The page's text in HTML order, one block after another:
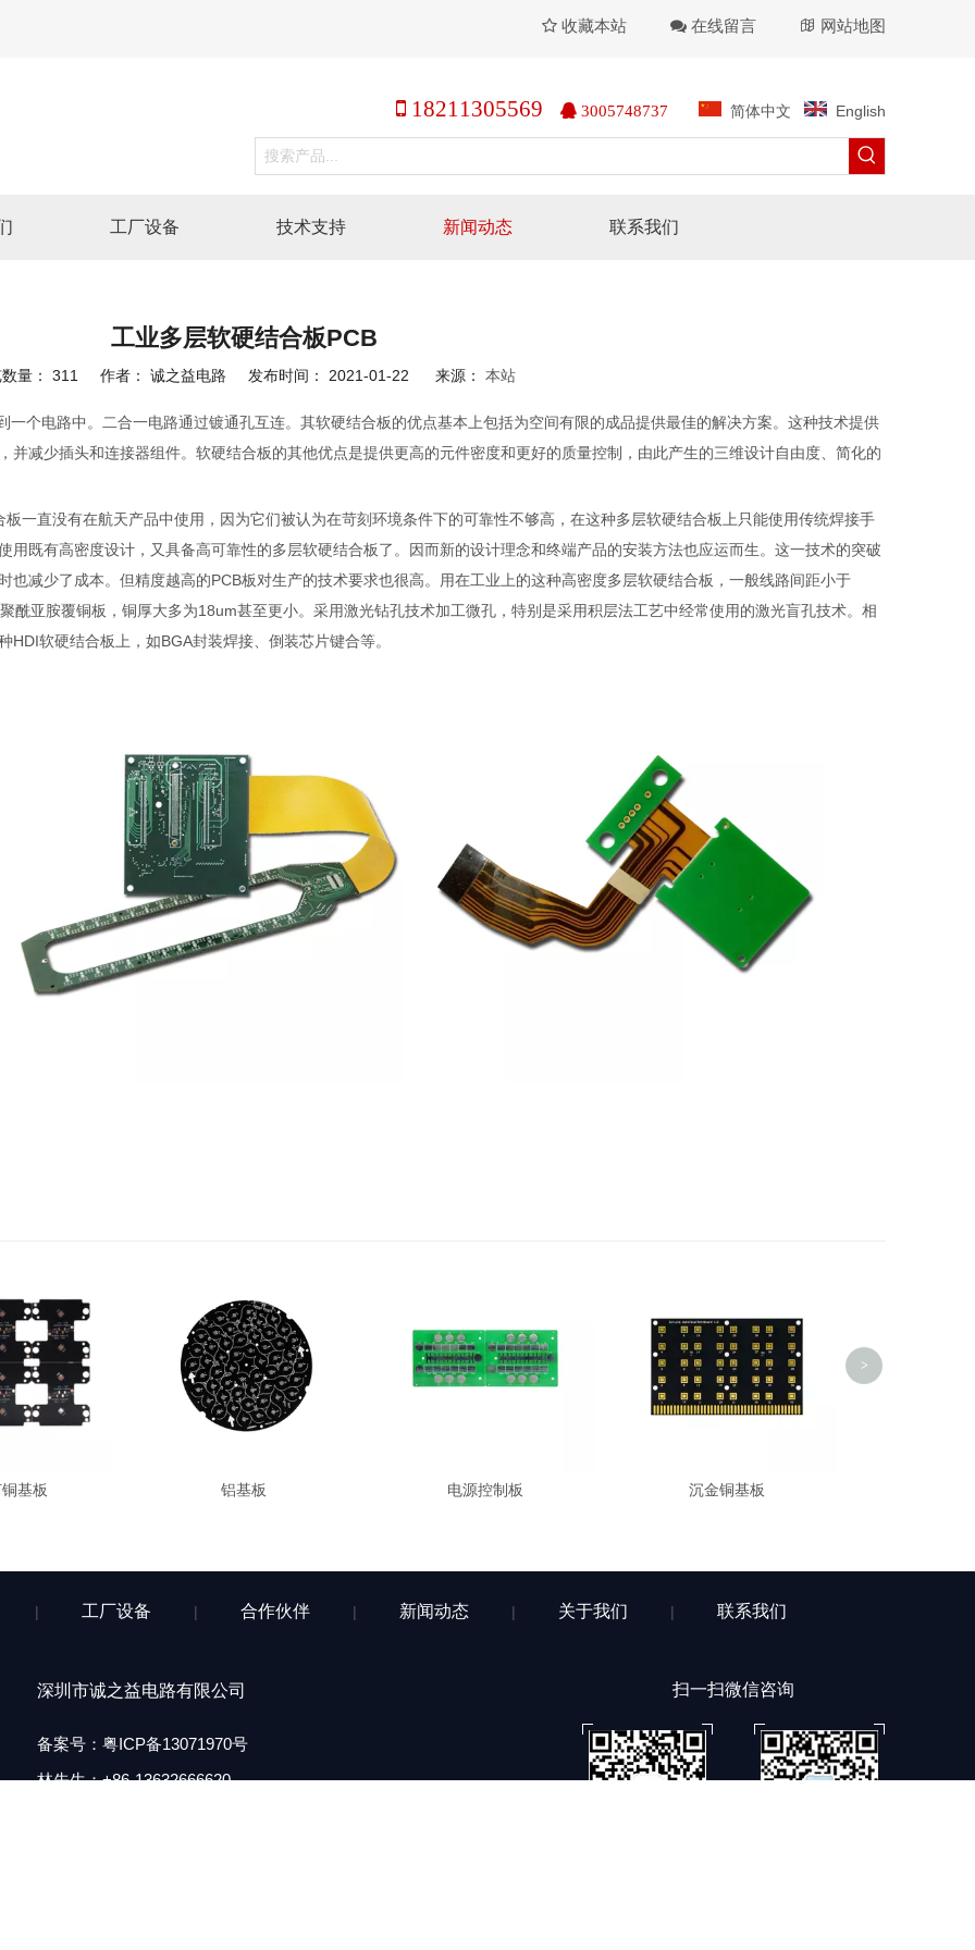
 收藏本站  在线留言  网站地图
 18211305569  3005748737 简体中文 English
工厂设备 技术支持 新闻动态 联系我们
工业多层软硬结合板PCB
量： 311 作者： 诚之益电路 发布时间： 2021-01-22 来源： 本站
一个电路中。二合一电路通过镀通孔互连。其软硬结合板的优点基本上包括为空间有限的成品提供最佳的解决方案。这种技术提供
并减少插头和连接器组件。软硬结合板的其他优点是提供更高的元件密度和更好的质量控制，由此产生的三维设计自由度、简化的
没有在航天产品中使用，因为它们被认为在苛刻环境条件下的可靠性不够高，在这种多层软硬结合板上只能使用传统焊接手
用既有高密度设计，又具备高可靠性的多层软硬结合板了。因而新的设计理念和终端产品的安装方法也应运而生。这一技术的突破
也减少了成本。但精度越高的PCB板对生产的技术要求也很高。用在工业上的这种高密度多层软硬结合板，一般线路间距小于
亚胺覆铜板，铜厚大多为18um甚至更小。采用激光钻孔技术加工微孔，特别是采用积层法工艺中经常使用的激光盲孔技术。相
软硬结合板上，如BGA封装焊接、倒装芯片键合等。
基板 铝基板 电源控制板 沉金铜基板
>
| 工厂设备 | 合作伙伴 | 新闻动态 | 关于我们 | 联系我们
深圳市诚之益电路有限公司
备案号： 粤ICP备13071970号
林先生：+86-13632666620
扫一扫微信咨询